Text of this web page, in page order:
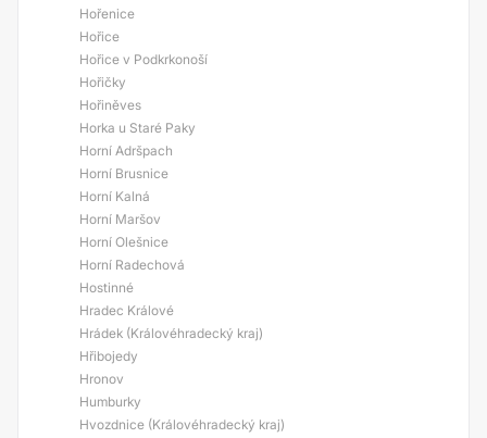
Hořenice
Hořice
Hořice v Podkrkonoší
Hořičky
Hořiněves
Horka u Staré Paky
Horní Adršpach
Horní Brusnice
Horní Kalná
Horní Maršov
Horní Olešnice
Horní Radechová
Hostinné
Hradec Králové
Hrádek (Královéhradecký kraj)
Hřibojedy
Hronov
Humburky
Hvozdnice (Královéhradecký kraj)